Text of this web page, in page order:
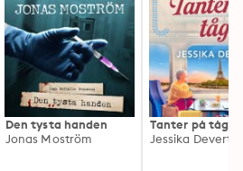
Den tysta handen
Jonas Moström
Tanter på tåg
Jessika Devert